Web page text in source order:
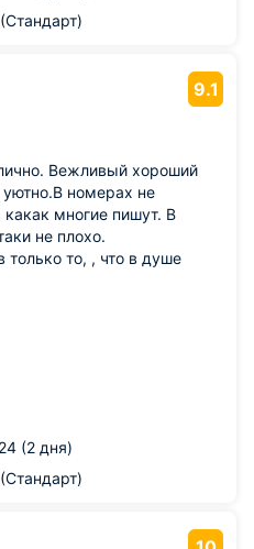
9.1
Вежливый хороший
уютно.В номерах не
многие пишут. В
не плохо.
только то, , что в душе
вода
(2 дня)